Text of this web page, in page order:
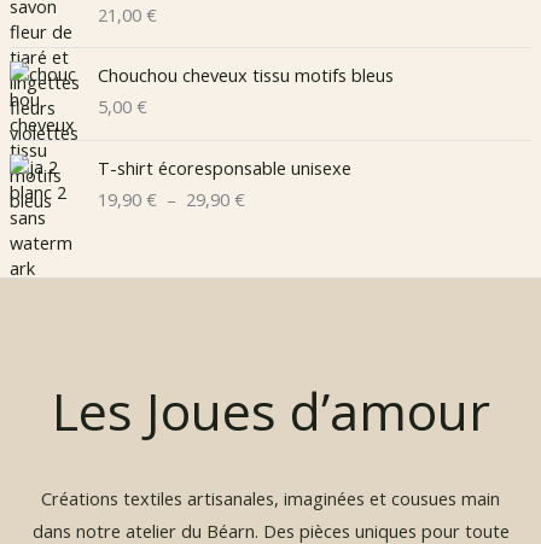
21,00 €
Chouchou cheveux tissu motifs bleus
5,00 €
T-shirt écoresponsable unisexe
19,90 € – 29,90 €P
g
r
i
:
1
Les Joues d’amour
Créations textiles artisanales, imaginées et cousues main
dans notre atelier du Béarn. Des pièces uniques pour toute